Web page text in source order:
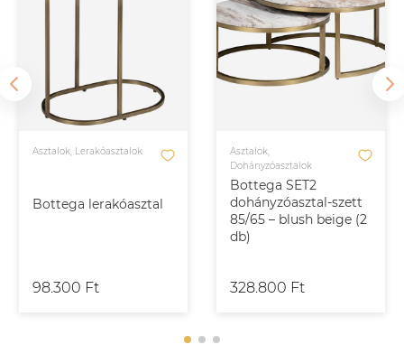
Bottega lerakóasztal
Asztalok, Lerakóasztalok
98.300 Ft
Bottega SET2
dohányzóasztal-szett
85/65 – blush beige (2
db)
Asztalok,
Dohányzóasztalok
328.800 Ft